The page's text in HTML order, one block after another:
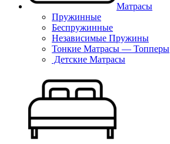
Матрасы
Пружинные
Беспружинные
Независимые Пружины
Тонкие Матрасы — Топперы
Детские Матрасы